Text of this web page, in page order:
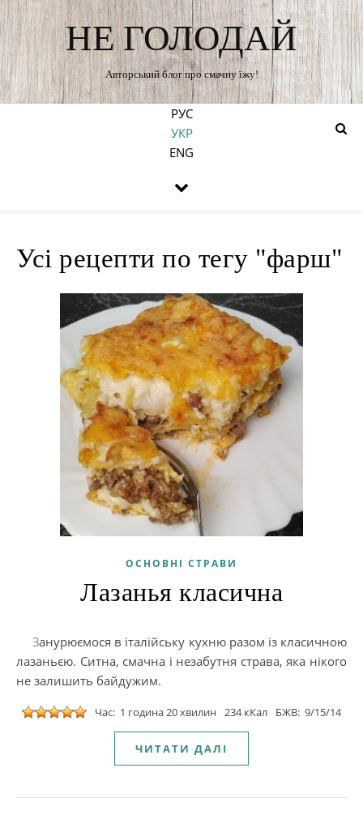
НЕ ГОЛОДАЙ
Авторський блог про смачну їжу!
РУС
УКР
ENG
Усі рецепти по тегу "фарш"
ОСНОВНІ СТРАВИ
Лазанья класична
Занурюємося в італійську кухню разом із класичною
лазаньєю. Ситна, смачна і незабутня страва, яка нікого
не залишить байдужим.
Час: 1 година 20 хвилин 234 кКал БЖВ: 9/15/14
ЧИТАТИ ДАЛІ